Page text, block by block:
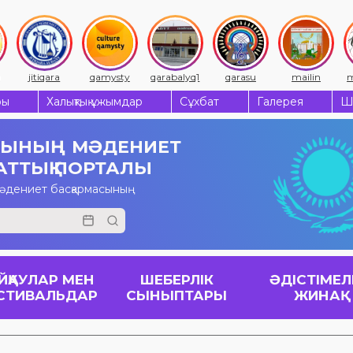
jitiqara qamysty qarabalyq1 qarasu mailin
Халықтық ұжымдар Сұхбат Галерея
МӘДЕНИЕТ
ПОРТАЛЫ
басқармасының
МЕН
ШЕБЕРЛІК
СЫНЫПТАРЫ
ЖИНАҚ